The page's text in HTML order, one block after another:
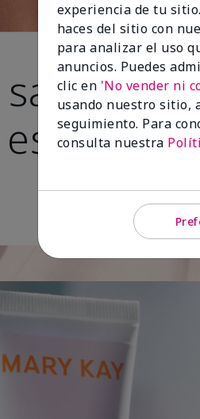
de
experiencia de tu
haces del sitio con
para analizar el uso
anuncios. Puedes
clic en 'No vender ni
usando nuestro sitio,
seguimiento. Para
consulta nuestra